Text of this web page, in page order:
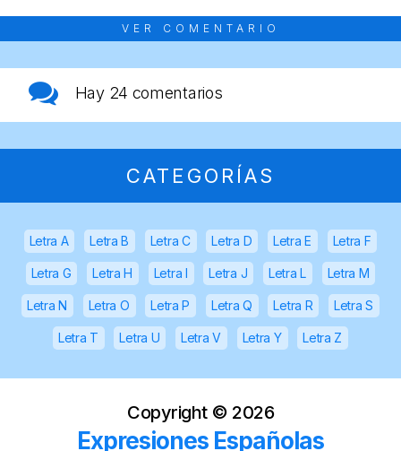
VER COMENTARIO
Hay 24 comentarios
CATEGORÍAS
Letra A Letra B Letra C Letra D Letra E Letra F
Letra G Letra H Letra I Letra J Letra L Letra M
Letra N Letra O Letra P Letra Q Letra R Letra S
Letra T Letra U Letra V Letra Y Letra Z
Copyright © 2026
Expresiones Españolas